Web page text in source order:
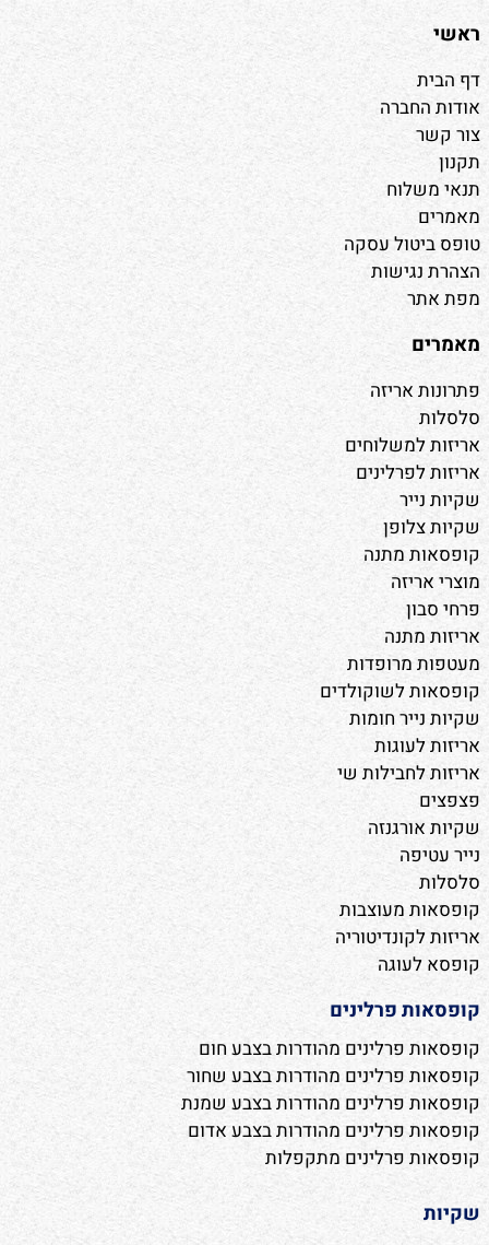
ראשי
דף הבית
אודות החברה
צור קשר
תקנון
תנאי משלוח
מאמרים
טופס ביטול עסקה
הצהרת נגישות
מפת אתר
מאמרים
פתרונות אריזה
סלסלות
אריזות למשלוחים
אריזות לפרלינים
שקיות נייר
שקיות צלופן
קופסאות מתנה
מוצרי אריזה
פרחי סבון
אריזות מתנה
מעטפות מרופדות
קופסאות לשוקולדים
שקיות נייר חומות
אריזות לעוגות
אריזות לחבילות שי
פצפצים
שקיות אורגנזה
נייר עטיפה
סלסלות
קופסאות מעוצבות
אריזות לקונדיטוריה
קופסא לעוגה
קופסאות פרלינים
קופסאות פרלינים מהודרות בצבע חום
קופסאות פרלינים מהודרות בצבע שחור
קופסאות פרלינים מהודרות בצבע שמנת
קופסאות פרלינים מהודרות בצבע אדום
קופסאות פרלינים מתקפלות
שקיות